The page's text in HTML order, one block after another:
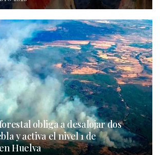
obliga a desalojar dos
y activa el nivel 1 de
Huelva